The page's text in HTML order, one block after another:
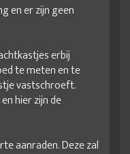
en er zijn geen
erbij
te meten en te
vastschroeft.
hier zijn de
aanraden. Deze zal